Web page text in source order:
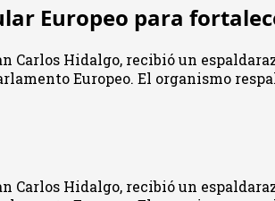
Europeo para
Carlos Hidalgo, recibió un
Europeo. El organismo
Carlos Hidalgo, recibió un